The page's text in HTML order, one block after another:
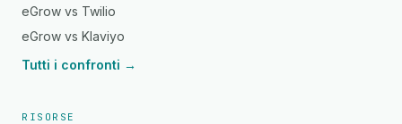
eGrow vs Twilio
eGrow vs Klaviyo
Tutti i confronti →
RISORSE